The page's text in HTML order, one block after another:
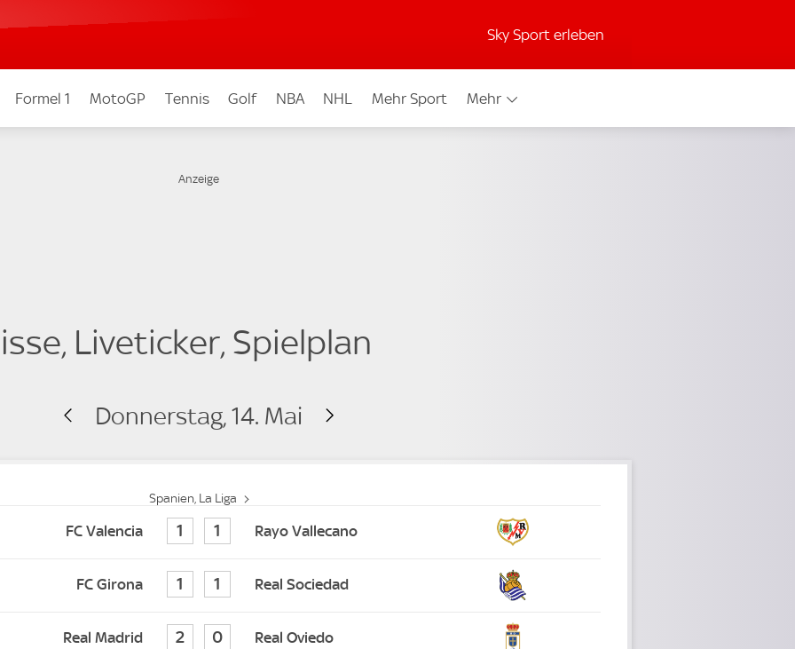
Sky Sport erleben
Formel 1 MotoGP Tennis Golf NBA NHL Mehr Sport Mehr
Liveticker, Spielplan
Donnerstag, 14. Mai
Spanien, La Liga
FC Valencia 1 1 Rayo Vallecano
FC Girona 1 1 Real Sociedad
Real Madrid 2 0 Real Oviedo